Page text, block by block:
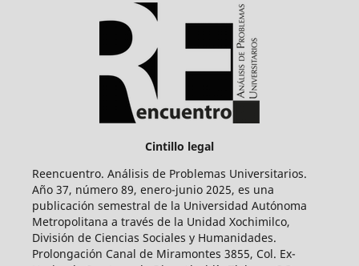
Cintillo legal
Reencuentro. Análisis de Problemas Universitarios.
Año 37, número 89, enero-junio 2025, es una
publicación semestral de la Universidad Autónoma
Metropolitana a través de la Unidad Xochimilco,
División de Ciencias Sociales y Humanidades.
Prolongación Canal de Miramontes 3855, Col. Ex-